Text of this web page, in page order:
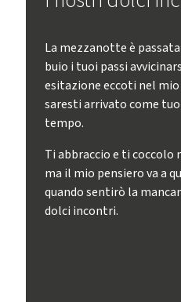
La mezzanotte è
buio i tuoi passi
esitazione eccoti nel
saresti arrivato come
tempo.
Ti abbraccio e ti coccolo
ma il mio pensiero va a
quando sentirò la
dolci incontri.